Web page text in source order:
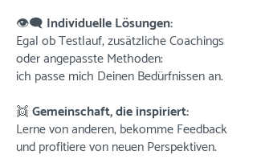
👁‍🗨 Individuelle Lösungen:
Egal ob Testlauf, zusätzliche Coachings
oder angepasste Methoden:
ich passe mich Deinen Bedürfnissen an.
👯 Gemeinschaft, die inspiriert:
Lerne von anderen, bekomme Feedback
und profitiere von neuen Perspektiven.